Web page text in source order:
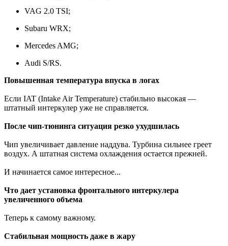
VAG 2.0 TSI;
Subaru WRX;
Mercedes AMG;
Audi S/RS.
Повышенная температура впуска в логах
Если IAT (Intake Air Temperature) стабильно высокая —
штатный интеркулер уже не справляется.
После чип-тюнинга ситуация резко ухудшилась
Чип увеличивает давление наддува. Турбина сильнее греет
воздух. А штатная система охлаждения остается прежней.
И начинается самое интересное...
Что дает установка фронтального интеркулера
увеличенного объема
Теперь к самому важному.
Стабильная мощность даже в жару